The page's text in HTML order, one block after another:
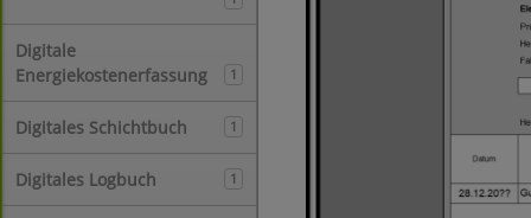
Digitale
Energiekostenerfassung
1
Digitales Schichtbuch 1
Digitales Logbuch 1